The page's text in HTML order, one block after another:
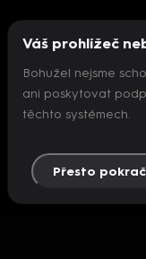
Váš prohlížeč
Bohužel nejsme
ani poskytovat
těchto systémech.
Přesto